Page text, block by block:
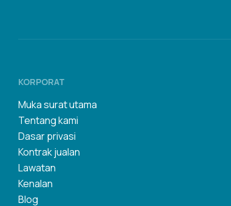
KORPORAT
Muka surat utama
Tentang kami
Dasar privasi
Kontrak jualan
Lawatan
Kenalan
Blog